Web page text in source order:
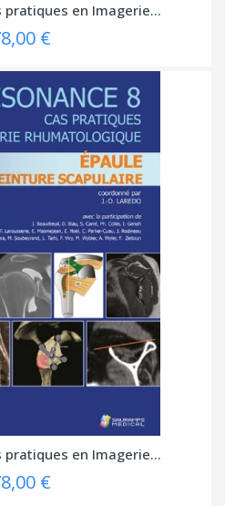
pratiques en Imagerie...
€
pratiques en Imagerie...
€